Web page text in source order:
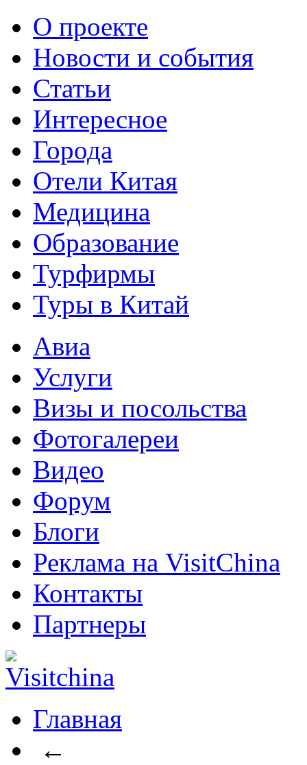
О проекте
Новости и события
Статьи
Интересное
Города
Отели Китая
Медицина
Образование
Турфирмы
Туры в Китай
Авиа
Услуги
Визы и посольства
Фотогалереи
Видео
Форум
Блоги
Реклама на VisitChina
Контакты
Партнеры
Главная
←